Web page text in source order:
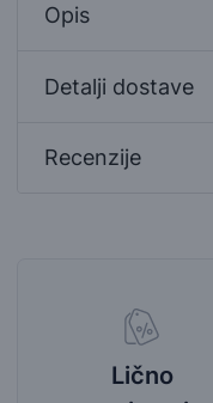
Opis
Detalji dostave
Recenzije
Lično